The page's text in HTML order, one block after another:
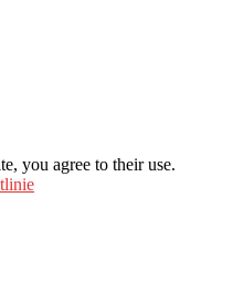
you agree to their use.